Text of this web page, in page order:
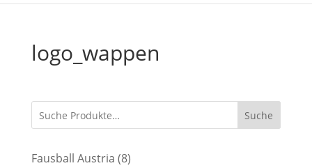
logo_wappen
Suche
Fausball Austria 88